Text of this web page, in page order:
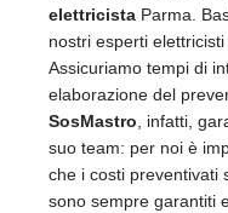
elettricista Parma.
nostri esperti
Assicuriamo tempi di
elaborazione del
SosMastro , infatti,
suo team: per noi è
che i costi preventivati
sono sempre garantiti